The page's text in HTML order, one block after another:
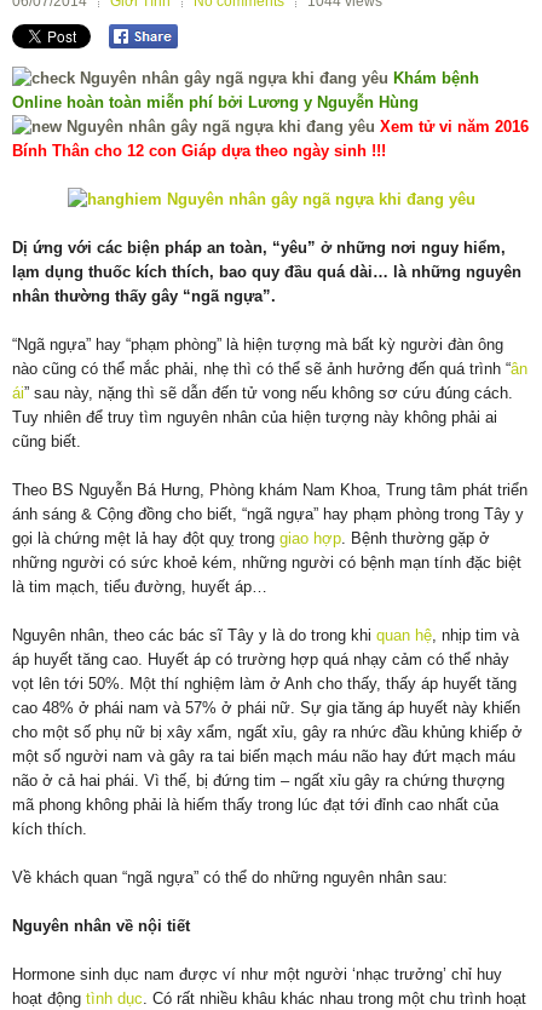
Khám bệnh
Online hoàn toàn miễn phí bởi Lương y Nguyễn Hùng
Xem tử vi năm 2016
Bính Thân cho 12 con Giáp dựa theo ngày sinh !!!
Dị ứng với các biện pháp an toàn, “yêu” ở những nơi nguy hiểm,
lạm dụng thuốc kích thích, bao quy đầu quá dài… là những nguyên
nhân thường thấy gây “ngã ngựa”.
“Ngã ngựa” hay “phạm phòng” là hiện tượng mà bất kỳ người đàn ông
nào cũng có thể mắc phải, nhẹ thì có thể sẽ ảnh hưởng đến quá trình “ân
ái” sau này, nặng thì sẽ dẫn đến tử vong nếu không sơ cứu đúng cách.
Tuy nhiên để truy tìm nguyên nhân của hiện tượng này không phải ai
cũng biết.
Theo BS Nguyễn Bá Hưng, Phòng khám Nam Khoa, Trung tâm phát triển
ánh sáng & Cộng đồng cho biết, “ngã ngựa” hay phạm phòng trong Tây y
gọi là chứng mệt lả hay đột quỵ trong giao hợp. Bệnh thường gặp ở
những người có sức khoẻ kém, những người có bệnh mạn tính đặc biệt
là tim mạch, tiểu đường, huyết áp…
Nguyên nhân, theo các bác sĩ Tây y là do trong khi quan hệ, nhịp tim và
áp huyết tăng cao. Huyết áp có trường hợp quá nhạy cảm có thể nhảy
vọt lên tới 50%. Một thí nghiệm làm ở Anh cho thấy, thấy áp huyết tăng
cao 48% ở phái nam và 57% ở phái nữ. Sự gia tăng áp huyết này khiến
cho một số phụ nữ bị xây xẩm, ngất xỉu, gây ra nhức đầu khủng khiếp ở
một số người nam và gây ra tai biến mạch máu não hay đứt mạch máu
não ở cả hai phái. Vì thế, bị đứng tim – ngất xỉu gây ra chứng thượng
mã phong không phải là hiếm thấy trong lúc đạt tới đỉnh cao nhất của
kích thích.
Về khách quan “ngã ngựa” có thể do những nguyên nhân sau:
Nguyên nhân về nội tiết
Hormone sinh dục nam được ví như một người ‘nhạc trưởng’ chỉ huy
hoạt động tình dục. Có rất nhiều khâu khác nhau trong một chu trình hoạt